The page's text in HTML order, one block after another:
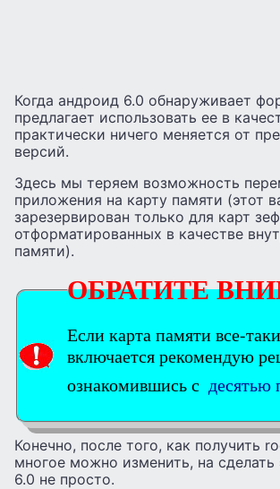
Когда андроид 6.0 обнаруживает
предлагает использовать ее в
практически ничего меняется от
версий.
Здесь мы теряем возможность
приложения на карту памяти (этот
зарезервирован только для карт
отформатированных в качестве
памяти).
ОБРАТИТЕ
Если карта памяти все-
включается рекомендую
ознакомившись с десятью
Конечно, после того, как получить
многое можно изменить, на
6.0 не просто.